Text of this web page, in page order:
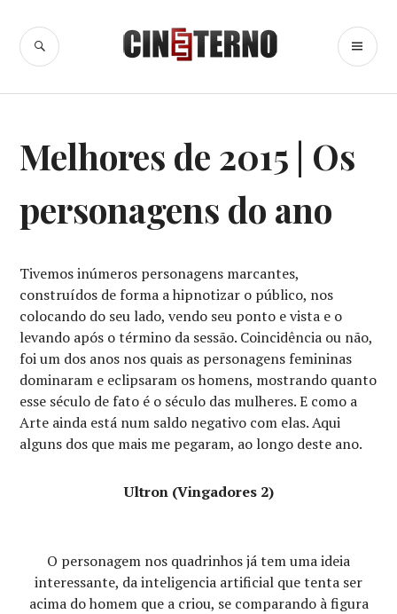
para
conteúdo
Cine Eterno
BUSCA
COLUNAS
LISTAS,
DO
ANO
Melhores de 2015 | Os
personagens do ano
Tivemos inúmeros personagens marcantes,
construídos de forma a hipnotizar o público, nos
colocando do seu lado, vendo seu ponto e vista e o
levando após o término da sessão. Coincidência ou não,
foi um dos anos nos quais as personagens femininas
dominaram e eclipsaram os homens, mostrando quanto
esse século de fato é o século das mulheres. E como a
Arte ainda está num saldo negativo com elas. Aqui
alguns dos que mais me pegaram, ao longo deste ano.
Ultron (Vingadores 2)
O personagem nos quadrinhos já tem uma ideia
interessante, da inteligencia artificial que tenta ser
acima do homem que a criou, se comparando à figura